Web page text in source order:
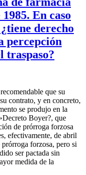
En caso
derecho
percepción
traspaso?
que su
contrato, y en concreto,
se produjo en la
Boyer?, que
de prórroga forzosa
efectivamente, de abril
forzosa, pero si
ser pactada sin
medida de la